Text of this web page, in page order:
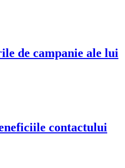
de campanie ale lui
contactului